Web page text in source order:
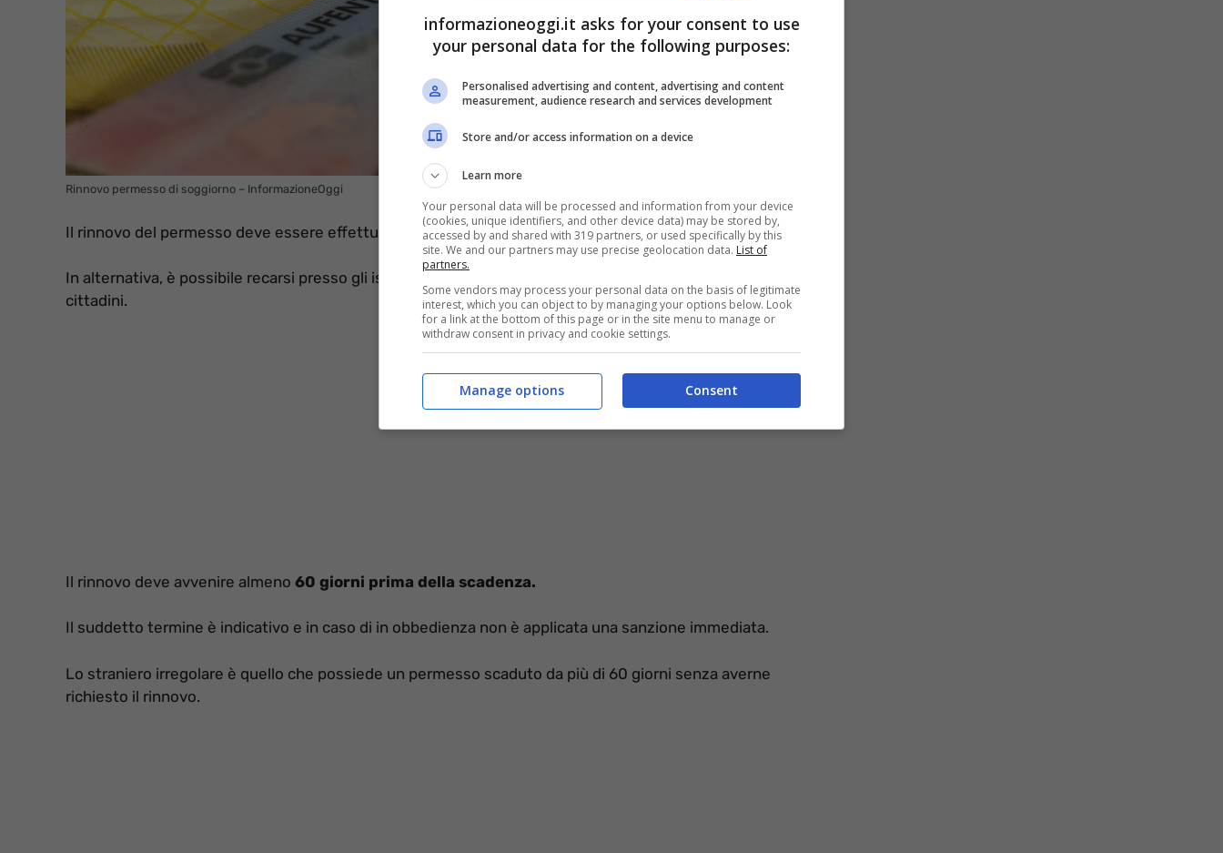
Rinnovo permesso di soggiorno – InformazioneOggi
Il rinnovo del permesso deve essere effettuato presso gli uffici postali o in Questura.
In alternativa, è possibile recarsi presso gli istituti di patronato che prestano assistenza gratuita ai
cittadini.
Il rinnovo deve avvenire almeno 60 giorni prima della scadenza.
Il suddetto termine è indicativo e in caso di in obbedienza non è applicata una sanzione immediata.
Lo straniero irregolare è quello che possiede un permesso scaduto da più di 60 giorni senza averne
richiesto il rinnovo.
informazioneoggi.it asks for your consent to use
your personal data for the following purposes:
Personalised advertising and content, advertising and content
measurement, audience research and services development
Store and/or access information on a device
Learn more
Your personal data will be processed and information from your device
(cookies, unique identifiers, and other device data) may be stored by,
accessed by and shared with 319 partners, or used specifically by this
site. We and our partners may use precise geolocation data. List of
partners.
Some vendors may process your personal data on the basis of legitimate
interest, which you can object to by managing your options below. Look
for a link at the bottom of this page or in the site menu to manage or
withdraw consent in privacy and cookie settings.
Consent
Manage options